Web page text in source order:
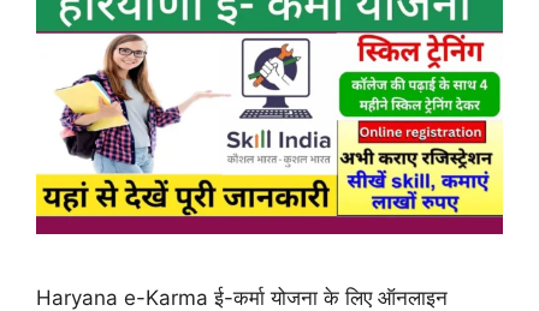
Haryana e-Karma ई-कर्मा योजना के लिए ऑनलाइन